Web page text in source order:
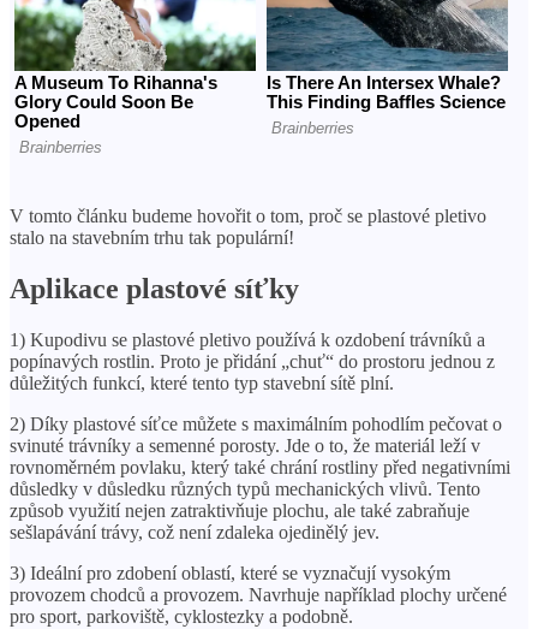
V tomto článku budeme hovořit o tom, proč se plastové pletivo
stalo na stavebním trhu tak populární!
Aplikace plastové síťky
1) Kupodivu se plastové pletivo používá k ozdobení trávníků a
popínavých rostlin. Proto je přidání „chuť“ do prostoru jednou z
důležitých funkcí, které tento typ stavební sítě plní.
2) Díky plastové síťce můžete s maximálním pohodlím pečovat o
svinuté trávníky a semenné porosty. Jde o to, že materiál leží v
rovnoměrném povlaku, který také chrání rostliny před negativními
důsledky v důsledku různých typů mechanických vlivů. Tento
způsob využití nejen zatraktivňuje plochu, ale také zabraňuje
sešlapávání trávy, což není zdaleka ojedinělý jev.
3) Ideální pro zdobení oblastí, které se vyznačují vysokým
provozem chodců a provozem. Navrhuje například plochy určené
pro sport, parkoviště, cyklostezky a podobně.